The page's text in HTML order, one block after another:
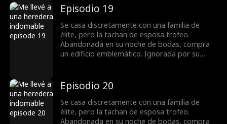
domina la junta y la pista de carreras. Al
revelarse secretos, todos ven que no es una
cazafortunas, sino una reina que busca
venganza.
Episodio 19
Se casa discretamente con una familia de
élite, pero la tachan de esposa trofeo.
Abandonada en su noche de bodas, compra
un edificio emblemático. Ignorada por su
domina la junta y la pista de carreras. Al
revelarse secretos, todos ven que no es una
cazafortunas, sino una reina que busca
venganza.
Episodio 20
Se casa discretamente con una familia de
élite, pero la tachan de esposa trofeo.
Abandonada en su noche de bodas, compra